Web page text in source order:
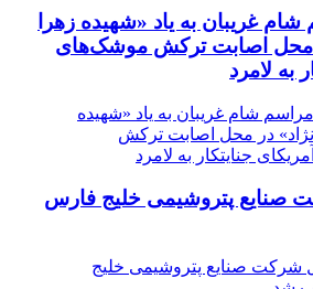
غریبان به یاد «شهیده زهرا
محل اصابت ترکش موشک‌های
به لامرد
صنایع پتروشیمی خلیج فارس